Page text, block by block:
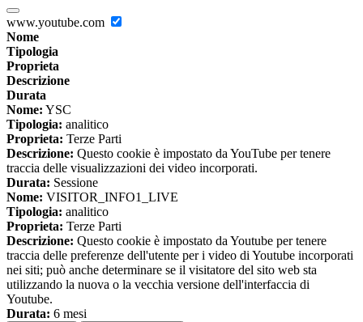
www.youtube.com
Nome
Tipologia
Proprieta
Descrizione
Durata
Nome: YSC
Tipologia: analitico
Proprieta: Terze Parti
Descrizione: Questo cookie è impostato da YouTube per tenere
traccia delle visualizzazioni dei video incorporati.
Durata: Sessione
Nome: VISITOR_INFO1_LIVE
Tipologia: analitico
Proprieta: Terze Parti
Descrizione: Questo cookie è impostato da Youtube per tenere
traccia delle preferenze dell'utente per i video di Youtube incorporati
nei siti; può anche determinare se il visitatore del sito web sta
utilizzando la nuova o la vecchia versione dell'interfaccia di
Youtube.
Durata: 6 mesi